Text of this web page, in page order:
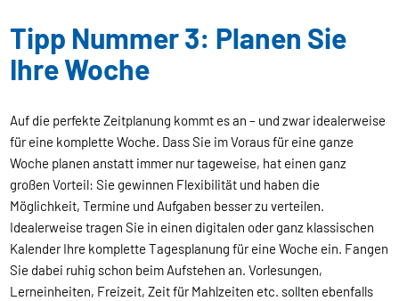
Tipp Nummer 3: Planen Sie
Ihre Woche
Auf die perfekte Zeitplanung kommt es an – und zwar idealerweise
für eine komplette Woche. Dass Sie im Voraus für eine ganze
Woche planen anstatt immer nur tageweise, hat einen ganz
großen Vorteil: Sie gewinnen Flexibilität und haben die
Möglichkeit, Termine und Aufgaben besser zu verteilen.
Idealerweise tragen Sie in einen digitalen oder ganz klassischen
Kalender Ihre komplette Tagesplanung für eine Woche ein. Fangen
Sie dabei ruhig schon beim Aufstehen an. Vorlesungen,
Lerneinheiten, Freizeit, Zeit für Mahlzeiten etc. sollten ebenfalls